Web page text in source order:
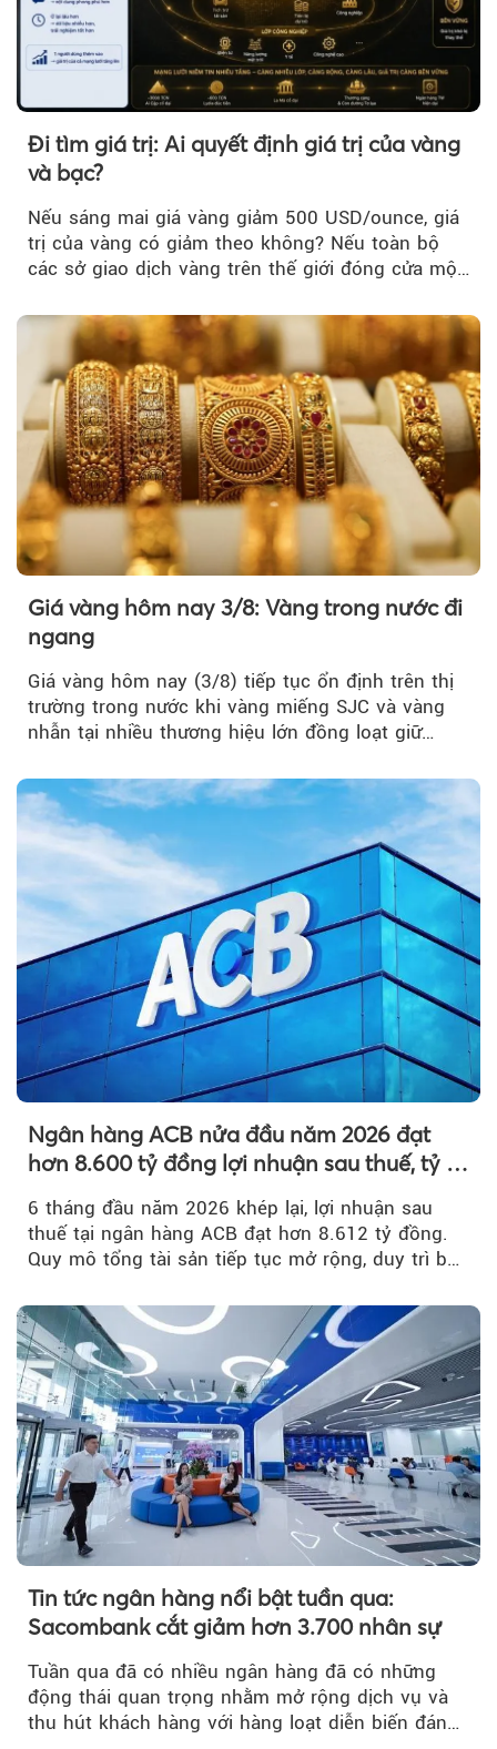
Đi tìm giá trị: Ai quyết định giá trị của vàng
và bạc?
Nếu sáng mai giá vàng giảm 500 USD/ounce, giá
trị của vàng có giảm theo không? Nếu toàn bộ
các sở giao dịch vàng trên thế giới đóng cửa một
Giá vàng hôm nay 3/8: Vàng trong nước đi
ngang
Giá vàng hôm nay (3/8) tiếp tục ổn định trên thị
trường trong nước khi vàng miếng SJC và vàng
nhẫn tại nhiều thương hiệu lớn đồng loạt giữ
Ngân hàng ACB nửa đầu năm 2026 đạt
hơn 8.600 tỷ đồng lợi nhuận sau thuế, tỷ lệ
nợ xấu thấp nhất ngành
6 tháng đầu năm 2026 khép lại, lợi nhuận sau
thuế tại ngân hàng ACB đạt hơn 8.612 tỷ đồng.
Quy mô tổng tài sản tiếp tục mở rộng, duy trì bộ
Tin tức ngân hàng nổi bật tuần qua:
Sacombank cắt giảm hơn 3.700 nhân sự
Tuần qua đã có nhiều ngân hàng đã có những
động thái quan trọng nhằm mở rộng dịch vụ và
thu hút khách hàng với hàng loạt diễn biến đáng